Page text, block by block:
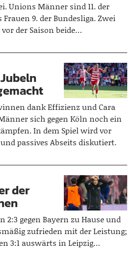
Unions Männer sind 11. der
9. der Bundesliga. Zwei
der Saison beide…
dank Effizienz und Cara
sich gegen Köln noch ein
In dem Spiel wird vor
passives Abseits diskutiert.
der
2:3 gegen Bayern zu Hause und
zufrieden mit der Leistung;
3:1 auswärts in Leipzig…